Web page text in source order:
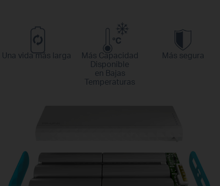
Una vida más larga
Más Capacidad
Disponible
en Bajas
Temperaturas
Más segura